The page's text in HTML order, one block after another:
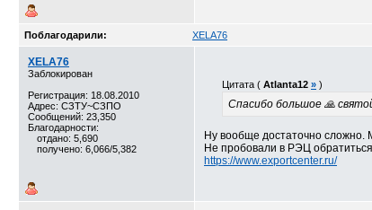
Поблагодарили: XELA76
XELA76
Заблокирован
Регистрация: 18.08.2010
Адрес: СЗТУ~СЗПО
Сообщений: 23,350
Благодарности:
отдано: 5,690
получено: 6,066/5,382
Цитата ( Atlanta12 » )
Спасибо большое 🙏
Ну вообще достаточно сложно.
Не пробовали в РЭЦ
https://www.exportcenter.ru/